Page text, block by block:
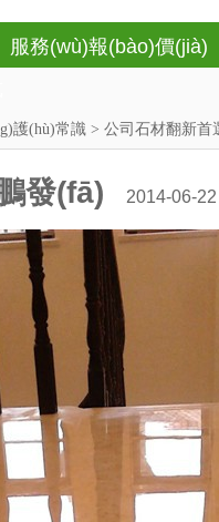
服務(wù)報(bào)價(jià)
護(hù)常識 > 公司石材翻新首
發(fā) 2014-06-22